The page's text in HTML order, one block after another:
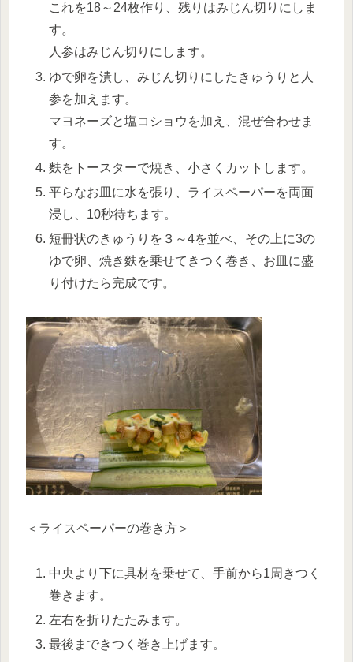
これを18～24枚作り、残りはみじん切りにしま
す。
人参はみじん切りにします。
ゆで卵を潰し、みじん切りにしたきゅうりと人
参を加えます。
マヨネーズと塩コショウを加え、混ぜ合わせま
す。
麩をトースターで焼き、小さくカットします。
平らなお皿に水を張り、ライスペーパーを両面
浸し、10秒待ちます。
短冊状のきゅうりを３～4を並べ、その上に3の
ゆで卵、焼き麩を乗せてきつく巻き、お皿に盛
り付けたら完成です。
＜ライスペーパーの巻き方＞
中央より下に具材を乗せて、手前から1周きつく
巻きます。
左右を折りたたみます。
最後まできつく巻き上げます。